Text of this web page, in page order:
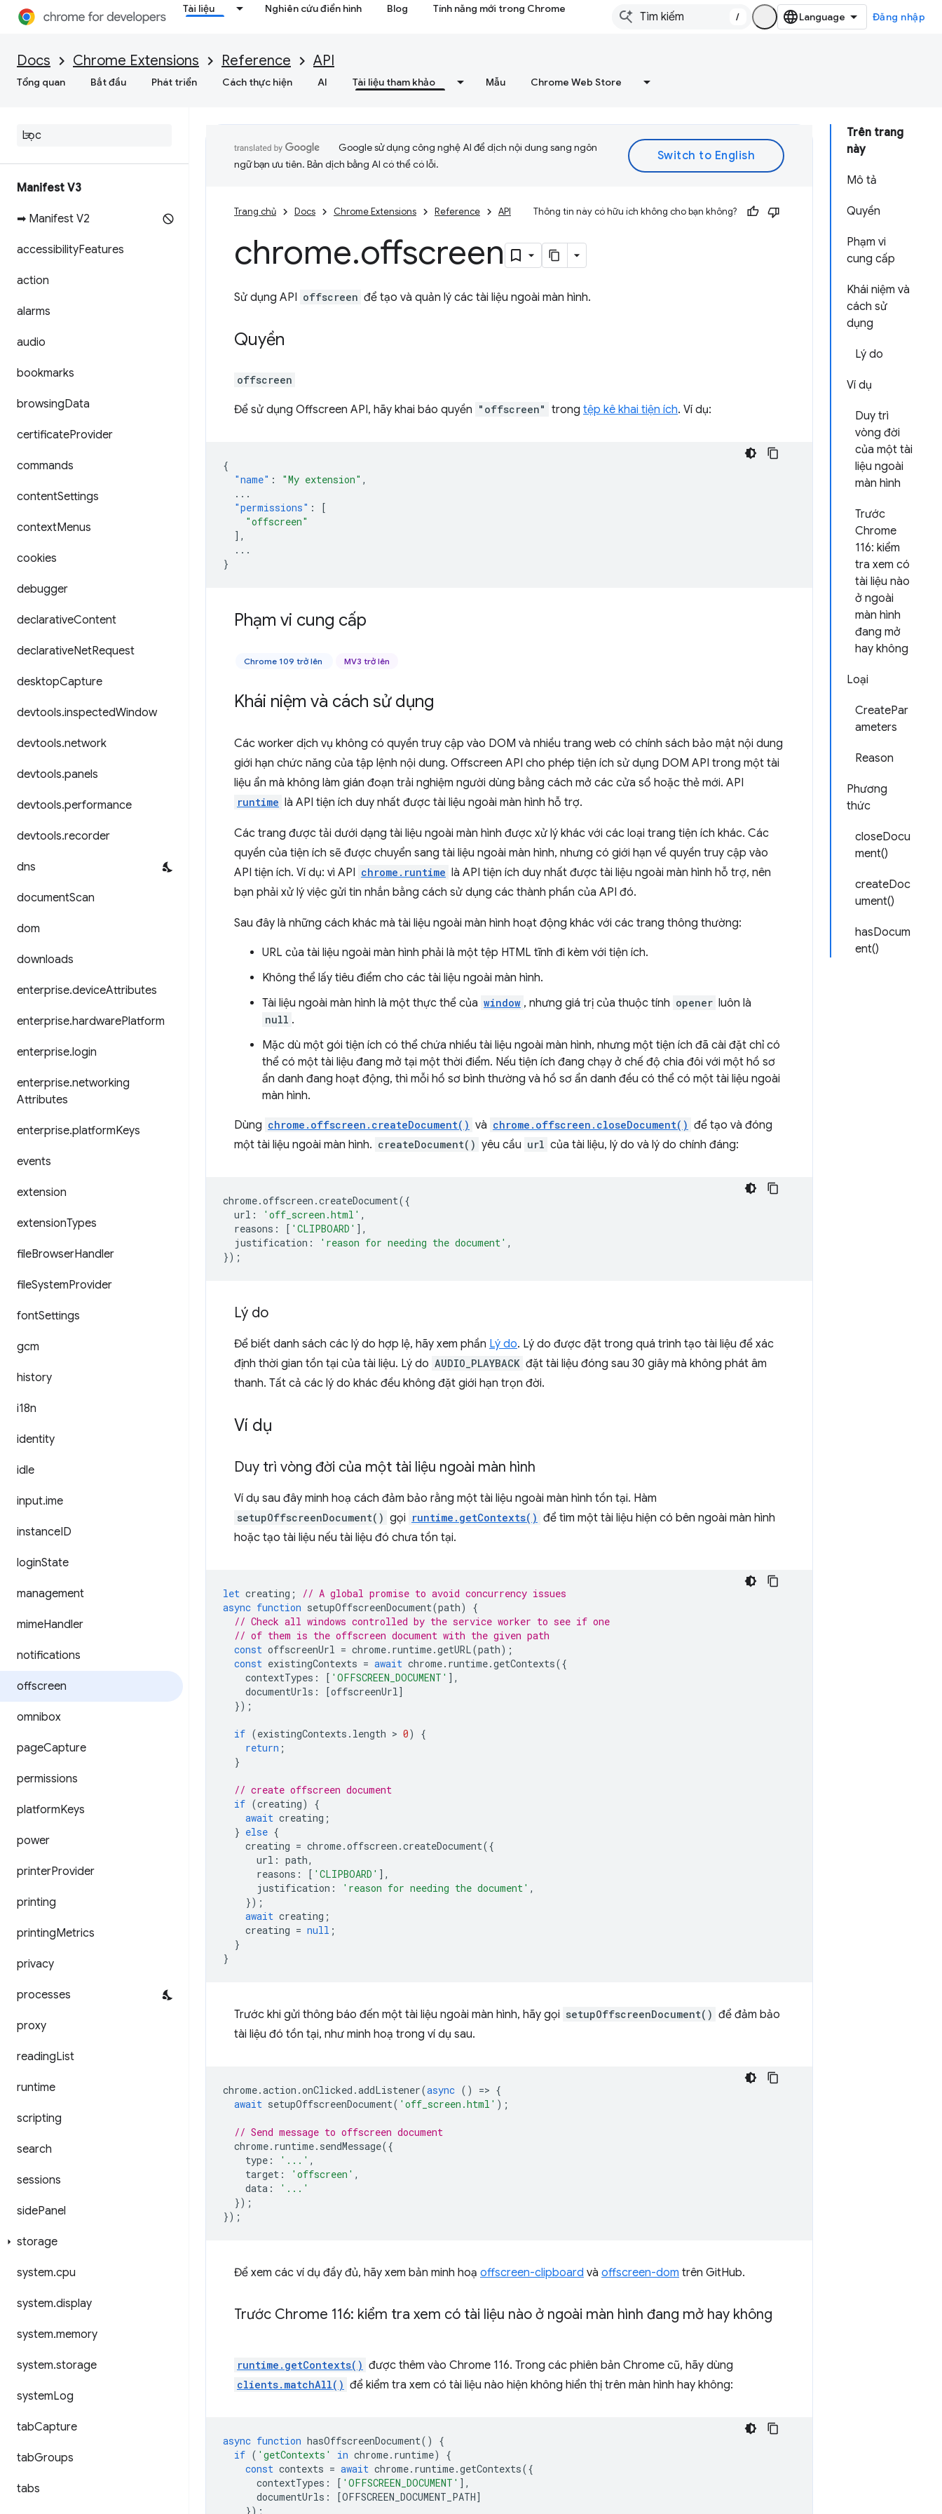
Tài liệu Nghiên cứu điển hình Blog Tính năng mới trong Chrome
/ Đăng nhập
Docs Chrome Extensions Reference API
Tổng quan Bắt đầu Phát triển Cách thực hiện AI Tài liệu tham khảo Mẫu Chrome Web Store
Manifest V3
➡ Manifest V2
accessibilityFeatures
action
alarms
audio
bookmarks
browsingData
certificateProvider
commands
contentSettings
contextMenus
cookies
debugger
declarativeContent
declarativeNetRequest
desktopCapture
devtools.inspectedWindow
devtools.network
devtools.panels
devtools.performance
devtools.recorder
dns
documentScan
dom
downloads
enterprise.deviceAttributes
enterprise.hardwarePlatform
enterprise.login
enterprise.networking
Attributes
enterprise.platformKeys
events
extension
extensionTypes
fileBrowserHandler
fileSystemProvider
fontSettings
gcm
history
i18n
identity
idle
input.ime
instanceID
loginState
management
mimeHandler
notifications
offscreen
omnibox
pageCapture
permissions
platformKeys
power
printerProvider
printing
printingMetrics
privacy
processes
proxy
readingList
runtime
scripting
search
sessions
sidePanel
storage
system.cpu
system.display
system.memory
system.storage
systemLog
tabCapture
tabGroups
tabs
Trên trang
này
Mô tả
Quyền
Phạm vi
cung cấp
Khái niệm và
cách sử
dụng
Lý do
Ví dụ
Duy trì
vòng đời
của một tài
liệu ngoài
màn hình
Trước
Chrome
116: kiểm
tra xem có
tài liệu nào
ở ngoài
màn hình
đang mở
hay không
Loại
CreatePar
ameters
Reason
Phương
thức
closeDocu
ment()
createDoc
ument()
hasDocum
ent()
Google sử dụng công nghệ AI để dịch nội dung sang ngôn
ngữ bạn ưu tiên. Bản dịch bằng AI có thể có lỗi.
Trang chủ Docs Chrome Extensions Reference API Thông tin này có hữu ích không cho bạn không?
chrome.offscreen
Sử dụng API offscreen để tạo và quản lý các tài liệu ngoài màn hình.
Quyền
offscreen
Để sử dụng Offscreen API, hãy khai báo quyền "offscreen" trong tệp kê khai tiện ích. Ví dụ:
{
"name" : "My extension" ,
...
"permissions" :
[
"offscreen"
],
...
}
Phạm vi cung cấp
Chrome 109 trở lên MV3 trở lên
Khái niệm và cách sử dụng
Các worker dịch vụ không có quyền truy cập vào DOM và nhiều trang web có chính sách bảo mật nội dung
giới hạn chức năng của tập lệnh nội dung. Offscreen API cho phép tiện ích sử dụng DOM API trong một tài
liệu ẩn mà không làm gián đoạn trải nghiệm người dùng bằng cách mở các cửa sổ hoặc thẻ mới. API
runtime là API tiện ích duy nhất được tài liệu ngoài màn hình hỗ trợ.
Các trang được tải dưới dạng tài liệu ngoài màn hình được xử lý khác với các loại trang tiện ích khác. Các
quyền của tiện ích sẽ được chuyển sang tài liệu ngoài màn hình, nhưng có giới hạn về quyền truy cập vào
API tiện ích. Ví dụ: vì API chrome.runtime là API tiện ích duy nhất được tài liệu ngoài màn hình hỗ trợ, nên
bạn phải xử lý việc gửi tin nhắn bằng cách sử dụng các thành phần của API đó.
Sau đây là những cách khác mà tài liệu ngoài màn hình hoạt động khác với các trang thông thường:
URL của tài liệu ngoài màn hình phải là một tệp HTML tĩnh đi kèm với tiện ích.
Không thể lấy tiêu điểm cho các tài liệu ngoài màn hình.
Tài liệu ngoài màn hình là một thực thể của window , nhưng giá trị của thuộc tính opener luôn là
null .
Mặc dù một gói tiện ích có thể chứa nhiều tài liệu ngoài màn hình, nhưng một tiện ích đã cài đặt chỉ có
thể có một tài liệu đang mở tại một thời điểm. Nếu tiện ích đang chạy ở chế độ chia đôi với một hồ sơ
ẩn danh đang hoạt động, thì mỗi hồ sơ bình thường và hồ sơ ẩn danh đều có thể có một tài liệu ngoài
màn hình.
Dùng chrome.offscreen.createDocument() và chrome.offscreen.closeDocument() để tạo và đóng
một tài liệu ngoài màn hình. createDocument() yêu cầu url của tài liệu, lý do và lý do chính đáng:
chrome.offscreen .createDocument({
url : 'off_screen.html' ,
reasons : [ 'CLIPBOARD' ],
justification : 'reason for needing the document' ,
});
Lý do
Để biết danh sách các lý do hợp lệ, hãy xem phần Lý do. Lý do được đặt trong quá trình tạo tài liệu để xác
định thời gian tồn tại của tài liệu. Lý do AUDIO_PLAYBACK đặt tài liệu đóng sau 30 giây mà không phát âm
thanh. Tất cả các lý do khác đều không đặt giới hạn trọn đời.
Ví dụ
Duy trì vòng đời của một tài liệu ngoài màn hình
Ví dụ sau đây minh hoạ cách đảm bảo rằng một tài liệu ngoài màn hình tồn tại. Hàm
setupOffscreenDocument() gọi runtime.getContexts() để tìm một tài liệu hiện có bên ngoài màn hình
hoặc tạo tài liệu nếu tài liệu đó chưa tồn tại.
let creating ;
// A global promise to avoid concurrency issues
async function setupOffscreenDocument(path)
{
// Check all windows controlled by the service worker to see if one
// of them is the offscreen document with the given path
const offscreenUrl = chrome. runtime.getURL(path);
const existingContexts = await chrome. runtime.getContexts({
contextTypes : [ 'OFFSCREEN_DOCUMENT' ],
documentUrls : [offscreenUrl]
});
if (existingContexts . length > 0)
{
return ;
}
// create offscreen document
if (creating)
{
await creating ;
} else {
creating = chrome.offscreen .createDocument({
url : path,
reasons : [ 'CLIPBOARD' ],
justification : 'reason for needing the document' ,
});
await creating ;
creating = null ;
}
}
Trước khi gửi thông báo đến một tài liệu ngoài màn hình, hãy gọi setupOffscreenDocument() để đảm bảo
tài liệu đó tồn tại, như minh hoạ trong ví dụ sau.
chrome.action .onClicked .addListener(async () => {
await setupOffscreenDocument( 'off_screen.html' );
// Send message to offscreen document
chrome. runtime. sendMessage({
type : '...' ,
target : 'offscreen' ,
data :
'...'
});
});
Để xem các ví dụ đầy đủ, hãy xem bản minh hoạ offscreen-clipboard và offscreen-dom trên GitHub.
Trước Chrome 116: kiểm tra xem có tài liệu nào ở ngoài màn hình đang mở hay không
runtime.getContexts() được thêm vào Chrome 116. Trong các phiên bản Chrome cũ, hãy dùng
clients.matchAll() để kiểm tra xem có tài liệu nào hiện không hiển thị trên màn hình hay không:
async function hasOffscreenDocument()
{
if ( 'getContexts' in chrome. runtime)
{
const contexts = await chrome. runtime.getContexts({
contextTypes : [ 'OFFSCREEN_DOCUMENT' ],
documentUrls : [OFFSCREEN_DOCUMENT_PATH]
});